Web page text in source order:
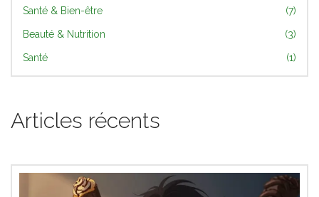
Santé & Bien-être (7)
Beauté & Nutrition (3)
Santé (1)
Articles récents